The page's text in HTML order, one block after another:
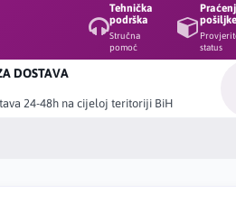
Tehnička
podrška
Stručna
pomoć
pošiljke
status
DOSTAVA
24-48h na cijeloj teritoriji BiH